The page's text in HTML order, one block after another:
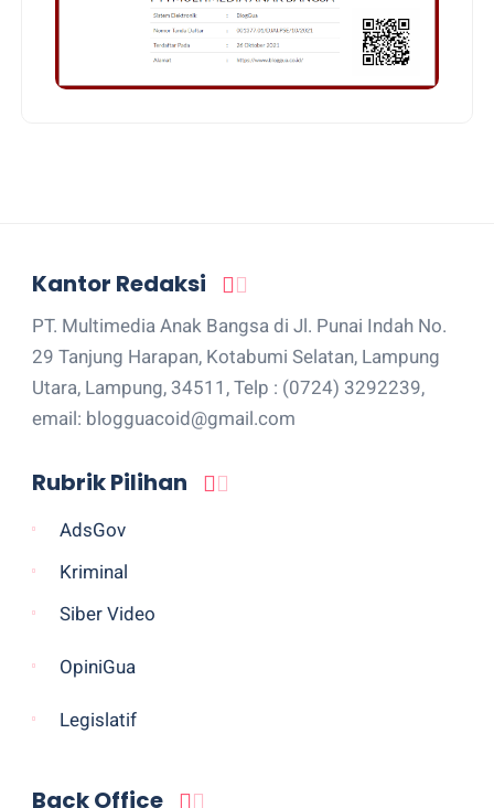
Kantor Redaksi
PT. Multimedia Anak Bangsa di Jl. Punai Indah No.
29 Tanjung Harapan, Kotabumi Selatan, Lampung
Utara, Lampung, 34511, Telp : (0724) 3292239,
email: blogguacoid@gmail.com
Rubrik Pilihan
AdsGov
Kriminal
Siber Video
OpiniGua
Legislatif
Back Office